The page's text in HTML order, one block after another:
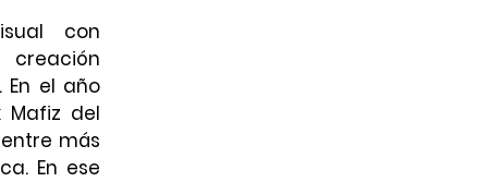
con
el año
Mafiz del
más
En ese